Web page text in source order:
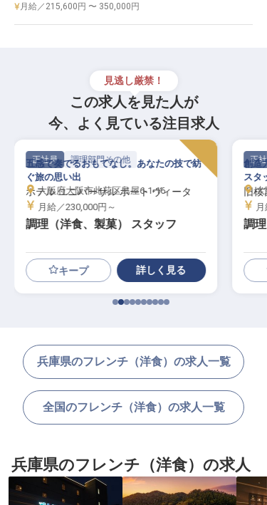
月給／215,600円 〜 350,000円
見逃し厳禁！
この求人を見た人が
今、よく見ている注目求人
正社員 調理部門その他
ホテル ユニバーサル ポート ヴィータ
調理（洋食、製菓） スタッフ
五感で奏でるおもてなし。あなたの技で紡
ぐ旅の思い出
大阪府大阪市此花区島屋6-1-16
月給／230,000円～
キープ 詳しく見る
正社
旧桜
調
創造
スタ
大
兵庫県のフレンチ（洋食）の求人一覧
全国のフレンチ（洋食）の求人一覧
兵庫県のフレンチ（洋食）の求人